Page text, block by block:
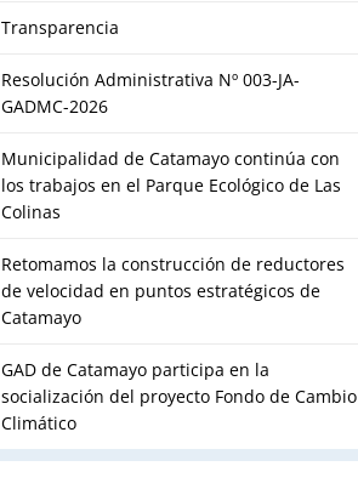
Transparencia
Resolución Administrativa Nº 003-JA-
GADMC-2026
Municipalidad de Catamayo continúa con
los trabajos en el Parque Ecológico de Las
Colinas
Retomamos la construcción de reductores
de velocidad en puntos estratégicos de
Catamayo
GAD de Catamayo participa en la
socialización del proyecto Fondo de Cambio
Climático